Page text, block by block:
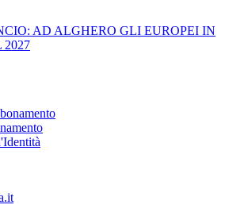
AD ALGHERO GLI EUROPEI IN
2027